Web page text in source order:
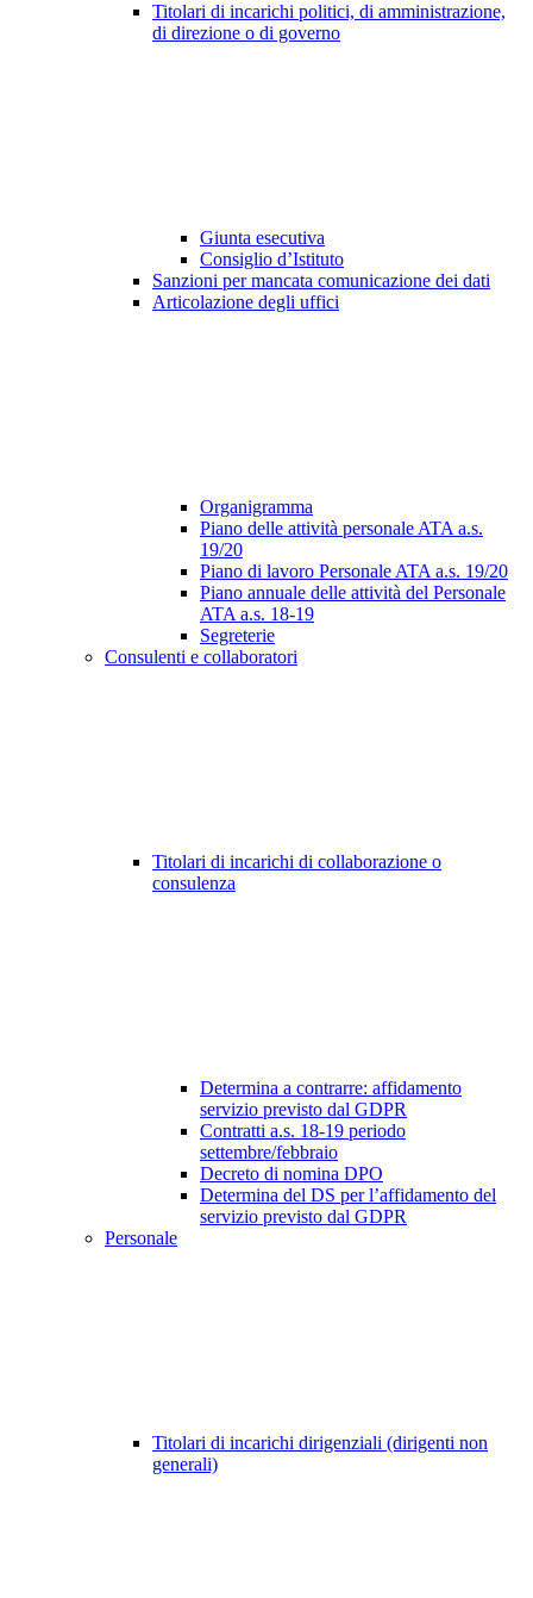
Titolari di incarichi politici, di amministrazione,
di direzione o di governo
Giunta esecutiva
Consiglio d’Istituto
Sanzioni per mancata comunicazione dei dati
Articolazione degli uffici
Organigramma
Piano delle attività personale ATA a.s.
19/20
Piano di lavoro Personale ATA a.s. 19/20
Piano annuale delle attività del Personale
ATA a.s. 18-19
Segreterie
Consulenti e collaboratori
Titolari di incarichi di collaborazione o
consulenza
Determina a contrarre: affidamento
servizio previsto dal GDPR
Contratti a.s. 18-19 periodo
settembre/febbraio
Decreto di nomina DPO
Determina del DS per l’affidamento del
servizio previsto dal GDPR
Personale
Titolari di incarichi dirigenziali (dirigenti non
generali)